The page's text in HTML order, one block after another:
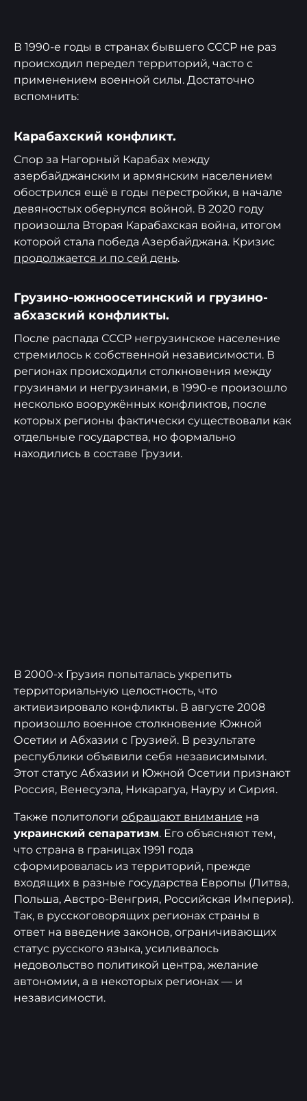
В 1990-е годы в странах бывшего СССР не раз
происходил передел территорий, часто с
применением военной силы. Достаточно
вспомнить:
Карабахский конфликт.
Спор за Нагорный Карабах между
азербайджанским и армянским населением
обострился ещё в годы перестройки, в начале
девяностых обернулся войной. В 2020 году
произошла Вторая Карабахская война, итогом
которой стала победа Азербайджана. Кризис
продолжается и по сей день.
Грузино-южноосетинский и грузино-
абхазский конфликты.
После распада СССР негрузинское население
стремилось к собственной независимости. В
регионах происходили столкновения между
грузинами и негрузинами, в 1990-е произошло
несколько вооружённых конфликтов, после
которых регионы фактически существовали как
отдельные государства, но формально
находились в составе Грузии.
В 2000-х Грузия попыталась укрепить
территориальную целостность, что
активизировало конфликты. В августе 2008
произошло военное столкновение Южной
Осетии и Абхазии с Грузией. В результате
республики объявили себя независимыми.
Этот статус Абхазии и Южной Осетии признают
Россия, Венесуэла, Никарагуа, Науру и Сирия.
Также политологи обращают внимание на
украинский сепаратизм. Его объясняют тем,
что страна в границах 1991 года
сформировалась из территорий, прежде
входящих в разные государства Европы (Литва,
Польша, Австро-Венгрия, Российская Империя).
Так, в русскоговорящих регионах страны в
ответ на введение законов, ограничивающих
статус русского языка, усиливалось
недовольство политикой центра, желание
автономии, а в некоторых регионах — и
независимости.